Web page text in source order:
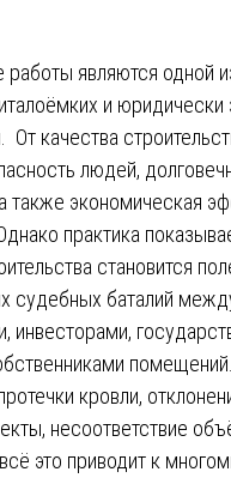
работы являются одной
и
От качества
людей,
также экономическая
практика
становится
судебных баталий
инвесторами,
кровли,
несоответствие
это приводит к